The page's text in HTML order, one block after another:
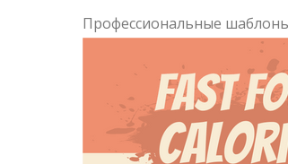
Профессиональные